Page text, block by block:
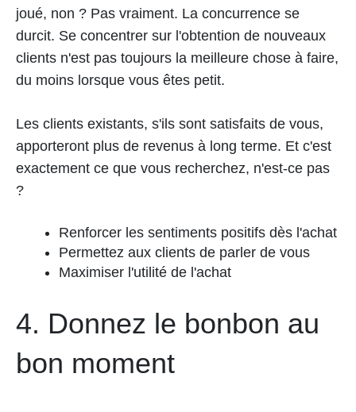
joué, non ? Pas vraiment. La concurrence se
durcit. Se concentrer sur l'obtention de nouveaux
clients n'est pas toujours la meilleure chose à faire,
du moins lorsque vous êtes petit.
Les clients existants, s'ils sont satisfaits de vous,
apporteront plus de revenus à long terme. Et c'est
exactement ce que vous recherchez, n'est-ce pas
?
Renforcer les sentiments positifs dès l'achat
Permettez aux clients de parler de vous
Maximiser l'utilité de l'achat
4. Donnez le bonbon au
bon moment